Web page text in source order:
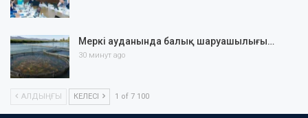
Меркі ауданында балық шаруашылығы…
30 минут ago
АЛДЫҢҒЫ КЕЛЕСІ 1 of 7 100